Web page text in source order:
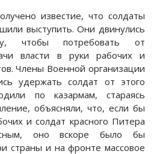
известие, что солдаты
выступить. Они двинулись
чтобы потребовать от
власти в руки рабочих и
Члены Военной организации
удержать солдат от этого
по казармам, стараясь
объясняли, что, если бы
и солдат красного Питера
оно вскоре было бы
страны и на фронте массовое